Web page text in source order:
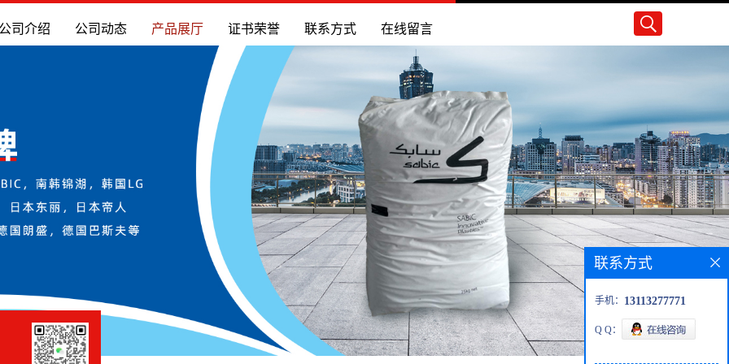
司介绍 公司动态 产品展厅 证书荣誉 联系方式 在线留言
联系方式
手机： 13113277771
Q Q：